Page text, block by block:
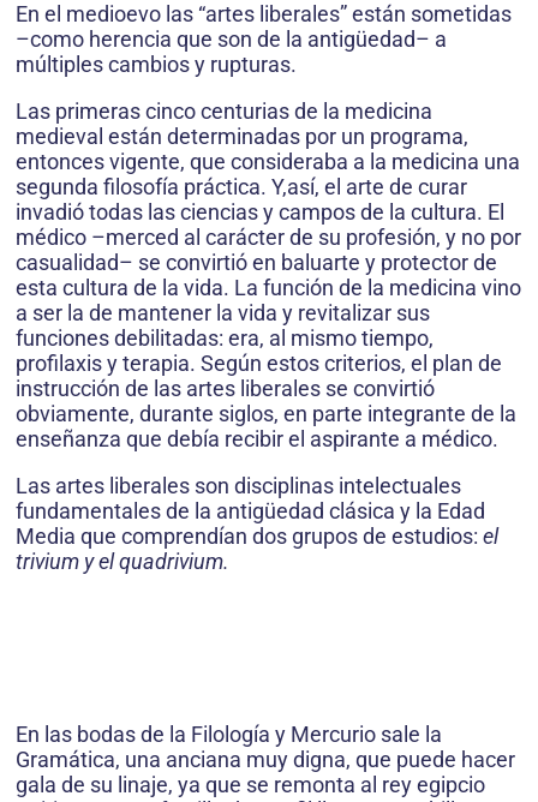
En el medioevo las “artes liberales” están sometidas
–como herencia que son de la antigüedad– a
múltiples cambios y rupturas.
Las primeras cinco centurias de la medicina
medieval están determinadas por un programa,
entonces vigente, que consideraba a la medicina una
segunda filosofía práctica. Y,así, el arte de curar
invadió todas las ciencias y campos de la cultura. El
médico –merced al carácter de su profesión, y no por
casualidad– se convirtió en baluarte y protector de
esta cultura de la vida. La función de la medicina vino
a ser la de mantener la vida y revitalizar sus
funciones debilitadas: era, al mismo tiempo,
profilaxis y terapia. Según estos criterios, el plan de
instrucción de las artes liberales se convirtió
obviamente, durante siglos, en parte integrante de la
enseñanza que debía recibir el aspirante a médico.
Las artes liberales son disciplinas intelectuales
fundamentales de la antigüedad clásica y la Edad
Media que comprendían dos grupos de estudios: el
trivium y el quadrivium.
En las bodas de la Filología y Mercurio sale la
Gramática, una anciana muy digna, que puede hacer
gala de su linaje, ya que se remonta al rey egipcio